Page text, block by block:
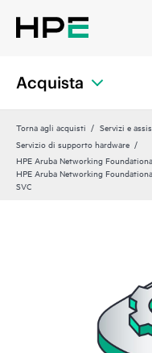
Acquista
Torna agli acquisti Servizi e
Servizio di supporto hardware
HPE Aruba Networking
HPE Aruba Networking
SVC